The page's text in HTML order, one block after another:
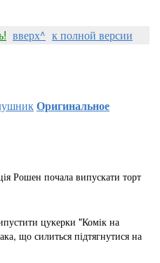
вверх^ к полной версии
Оригинальное
Рошен почала випускати торт
цукерки "Комік на
що силиться підтягнутися на